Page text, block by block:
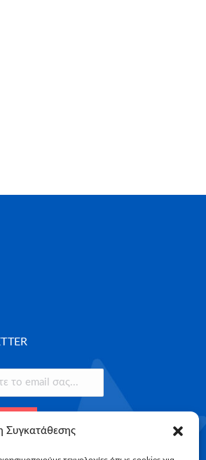
Συγκατάθεσης